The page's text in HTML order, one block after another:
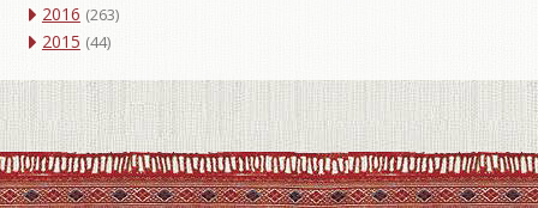
2016 (263)
2015 (44)